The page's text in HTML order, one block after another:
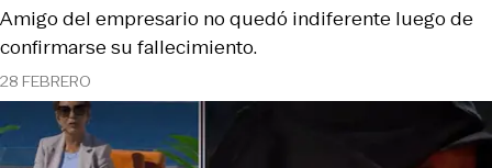
28 FEBRERO
Amigo del empresario no quedó indiferente luego de
confirmarse su fallecimiento.